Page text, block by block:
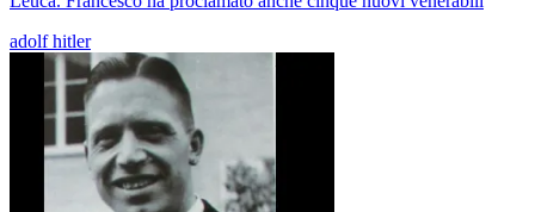
adolf hitler